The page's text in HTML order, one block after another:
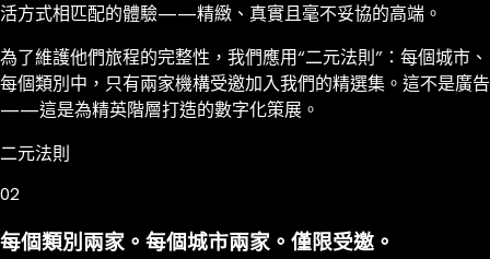
活方式相匹配的體驗——精緻、真實且毫不妥協的高端。
為了維護他們旅程的完整性，我們應用“二元法則”：每個城市、
每個類別中，只有兩家機構受邀加入我們的精選集。這不是廣告
——這是為精英階層打造的數字化策展。
二元法則
02
每個類別兩家。每個城市兩家。僅限受邀。